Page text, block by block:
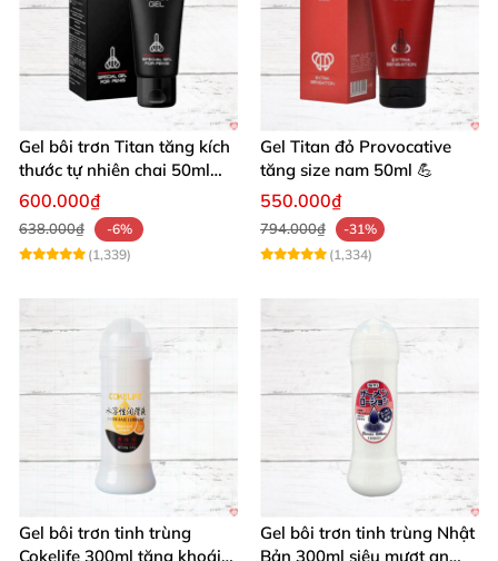
Gel bôi trơn Titan tăng kích
thước tự nhiên chai 50ml
siêu mạnh
600.000₫
638.000₫
-6%
(1,339)
Gel Titan đỏ Provocative
tăng size nam 50ml 💪
550.000₫
794.000₫
-31%
(1,334)
Gel bôi trơn tinh trùng
Cokelife 300ml tăng khoái
Gel bôi trơn tinh trùng Nhật
Bản 300ml siêu mượt an